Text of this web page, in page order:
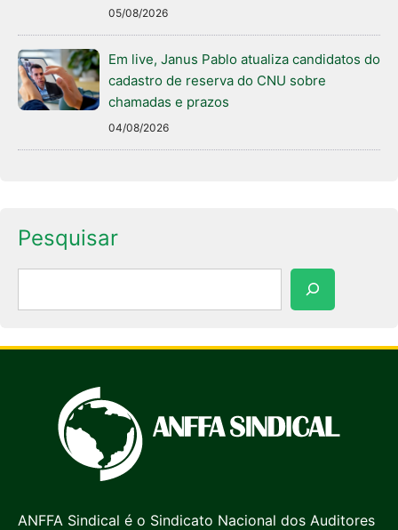
05/08/2026
Em live, Janus Pablo atualiza candidatos do
cadastro de reserva do CNU sobre
chamadas e prazos
04/08/2026
Pesquisar
ANFFA Sindical é o Sindicato Nacional dos Auditores